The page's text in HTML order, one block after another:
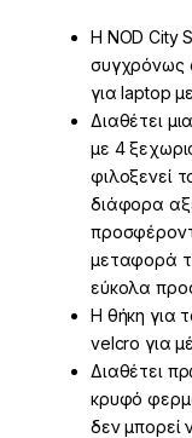
Η NOD City
συγχρόνως
για laptop
Διαθέτει
με 4
φιλοξενεί
διάφορα
μεταφορά
εύκολα
Η θήκη για
velcro για
Διαθέτει
κρυφό
δεν μπορεί